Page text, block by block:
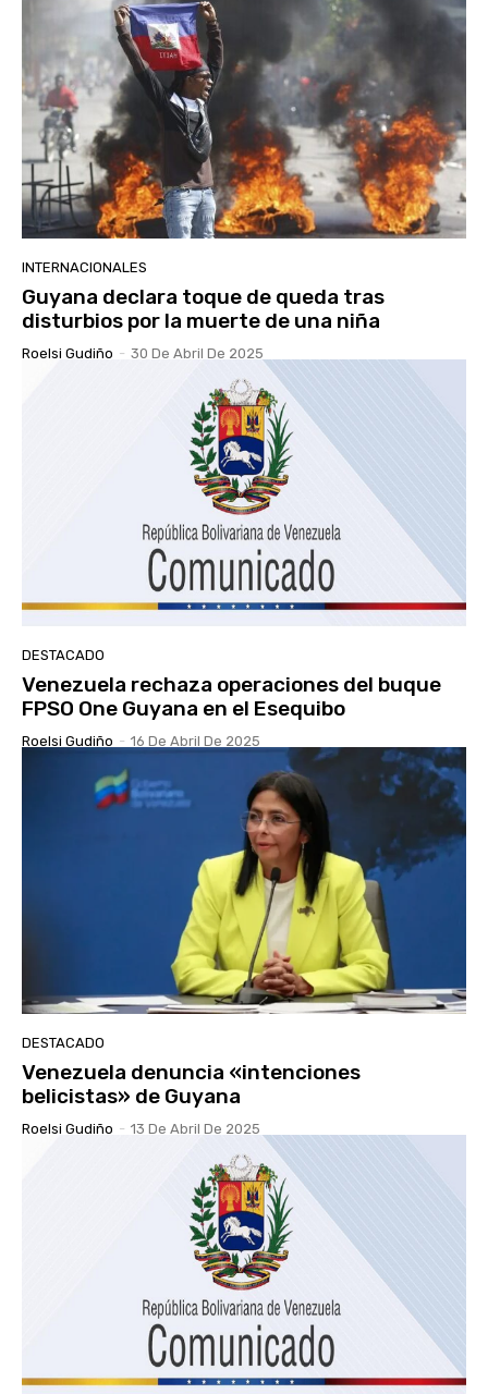
INTERNACIONALES
Guyana declara toque de queda tras
disturbios por la muerte de una niña
Roelsi Gudiño - 30 De Abril De 2025
DESTACADO
Venezuela rechaza operaciones del buque
FPSO One Guyana en el Esequibo
Roelsi Gudiño - 16 De Abril De 2025
DESTACADO
Venezuela denuncia «intenciones
belicistas» de Guyana
Roelsi Gudiño - 13 De Abril De 2025